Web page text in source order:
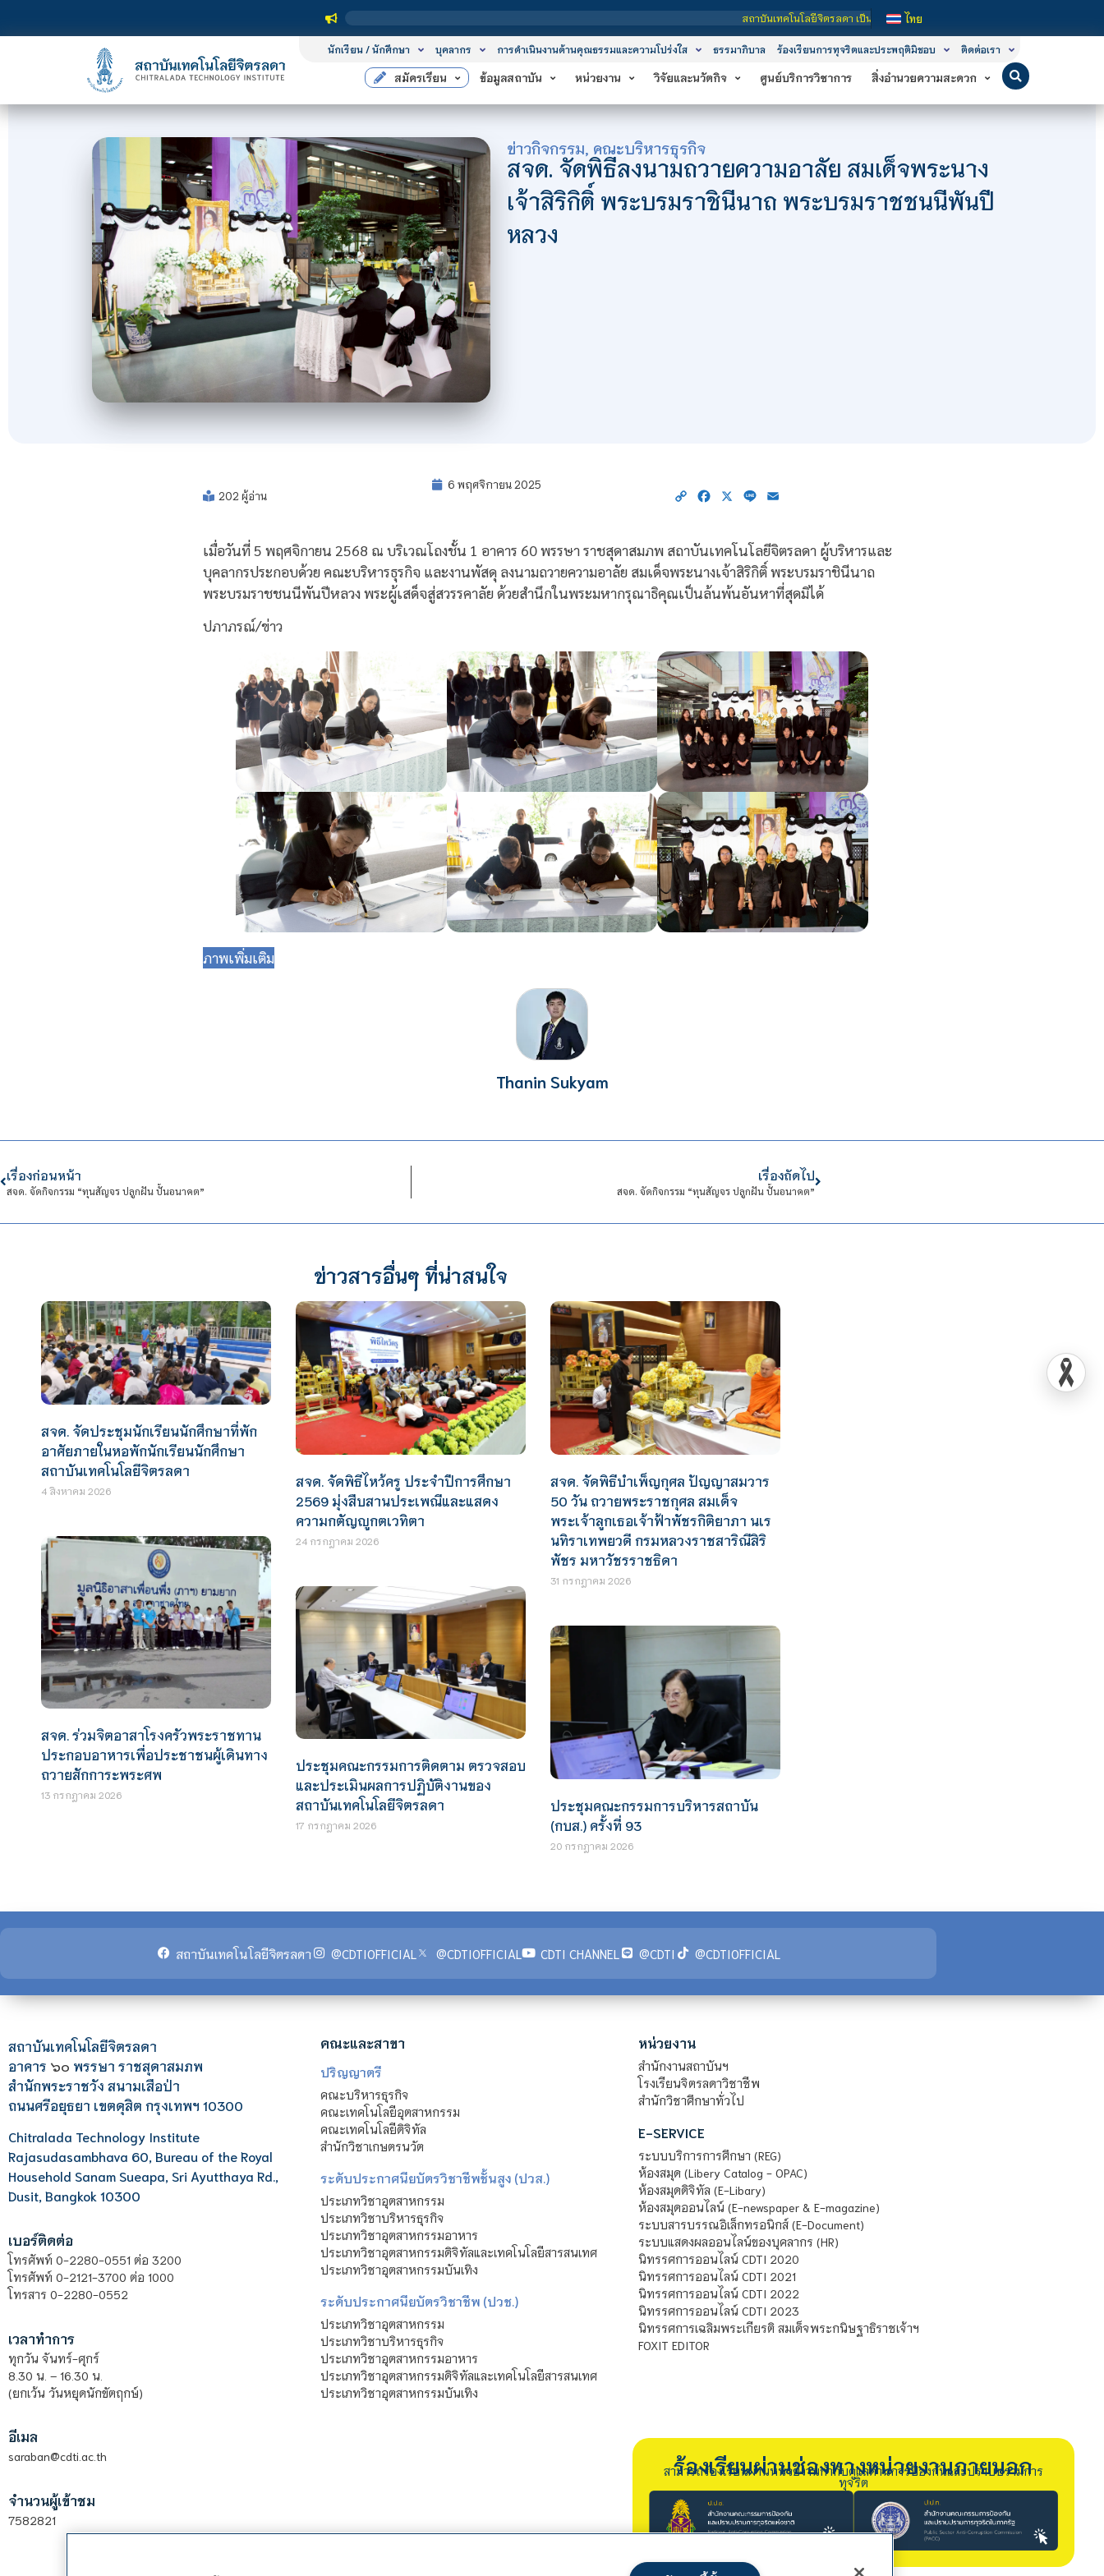
สถาบันเทคโนโลยีจิตรลดา เป็นสถาบันอุดมศึกษาในกำกับของรัฐ เปิดหลักสูตรการเรียนการสอน 3
ไทย
นักเรียน / นักศึกษา บุคลากร การดำเนินงานด้านคุณธรรมและความโปร่งใส ธรรมาภิบาล ร้องเรียนการทุจริตและประพฤติมิชอบ ติดต่อเรา
สมัครเรียน ข้อมูลสถาบัน หน่วยงาน วิจัยและนวัตกิจ ศูนย์บริการวิชาการ สิ่งอำนวยความสะดวก
ข่าวกิจกรรม, คณะบริหารธุรกิจ
สจด. จัดพิธีลงนามถวายความอาลัย สมเด็จพระนาง
เจ้าสิริกิติ์ พระบรมราชินีนาถ พระบรมราชชนนีพันปี
หลวง
202 ผู้อ่าน
6 พฤศจิกายน 2025
Copy Facebook
X Line
เมื่อวันที่ 5 พฤศจิกายน 2568 ณ บริเวณโถงชั้น 1 อาคาร 60 พรรษา ราชสุดาสมภพ สถาบันเทคโนโลยีจิตรลดา ผู้บริหารและ
บุคลากรประกอบด้วย คณะบริหารธุรกิจ และงานพัสดุ ลงนามถวายความอาลัย สมเด็จพระนางเจ้าสิริกิติ์ พระบรมราชินีนาถ
พระบรมราชชนนีพันปีหลวง พระผู้เสด็จสู่สวรรคาลัย ด้วยสำนึกในพระมหากรุณาธิคุณเป็นล้นพ้นอันหาที่สุดมิได้
ปภาภรณ์/ข่าว
ภาพเพิ่มเติม
Thanin Sukyam
เรื่องก่อนหน้า
สจด. จัดกิจกรรม “ทุนสัญจร ปลูกฝัน ปั้นอนาคต”
เรื่องถัดไป
สจด. จัดกิจกรรม “ทุนสัญจร ปลูกฝัน ปั้นอนาคต”
ข่าวสารอื่นๆ ที่น่าสนใจ
สจด. จัดประชุมนักเรียนนักศึกษาที่พัก
อาศัยภายในหอพักนักเรียนนักศึกษา
สถาบันเทคโนโลยีจิตรลดา
4 สิงหาคม 2026
สจด. จัดพิธีไหว้ครู ประจำปีการศึกษา
2569 มุ่งสืบสานประเพณีและแสดง
ความกตัญญูกตเวทิตา
24 กรกฎาคม 2026
สจด. จัดพิธีบำเพ็ญกุศล ปัญญาสมวาร
50 วัน ถวายพระราชกุศล สมเด็จ
พระเจ้าลูกเธอเจ้าฟ้าพัชรกิติยาภา นเร
นทิราเทพยวดี กรมหลวงราชสาริณีสิริ
พัชร มหาวัชรราชธิดา
31 กรกฎาคม 2026
สจด. ร่วมจิตอาสาโรงครัวพระราชทาน
ประกอบอาหารเพื่อประชาชนผู้เดินทาง
ถวายสักการะพระศพ
13 กรกฎาคม 2026
ประชุมคณะกรรมการติดตาม ตรวจสอบ
และประเมินผลการปฏิบัติงานของ
สถาบันเทคโนโลยีจิตรลดา
17 กรกฎาคม 2026
ประชุมคณะกรรมการบริหารสถาบัน
(กบส.) ครั้งที่ 93
20 กรกฎาคม 2026
สถาบันเทคโนโลยีจิตรลดา @CDTIOFFICIAL @CDTIOFFICIAL CDTI CHANNEL @CDTI @CDTIOFFICIAL
สถาบันเทคโนโลยีจิตรลดา
อาคาร ๖๐ พรรษา ราชสุดาสมภพ
สำนักพระราชวัง สนามเสือป่า
ถนนศรีอยุธยา เขตดุสิต กรุงเทพฯ 10300
Chitralada Technology Institute
Rajasudasambhava 60, Bureau of the Royal
Household Sanam Sueapa, Sri Ayutthaya Rd.,
Dusit, Bangkok 10300
เบอร์ติดต่อ
โทรศัพท์ 0-2280-0551 ต่อ 3200
โทรศัพท์ 0-2121-3700 ต่อ 1000
โทรสาร 0-2280-0552
เวลาทำการ
ทุกวัน จันทร์-ศุกร์
8.30 น. – 16.30 น.
(ยกเว้น วันหยุดนักขัตฤกษ์)
อีเมล
saraban@cdti.ac.th
จำนวนผู้เข้าชม
7582821
คณะและสาขา
ปริญญาตรี
คณะบริหารธุรกิจ
คณะเทคโนโลยีอุตสาหกรรม
คณะเทคโนโลยีดิจิทัล
สำนักวิชาเกษตรนวัต
ระดับประกาศนียบัตรวิชาชีพชั้นสูง (ปวส.)
ประเภทวิชาอุตสาหกรรม
ประเภทวิชาบริหารธุรกิจ
ประเภทวิชาอุตสาหกรรมอาหาร
ประเภทวิชาอุตสาหกรรมดิจิทัลและเทคโนโลยีสารสนเทศ
ประเภทวิชาอุตสาหกรรมบันเทิง
ระดับประกาศนียบัตรวิชาชีพ (ปวช.)
ประเภทวิชาอุตสาหกรรม
ประเภทวิชาบริหารธุรกิจ
ประเภทวิชาอุตสาหกรรมอาหาร
ประเภทวิชาอุตสาหกรรมดิจิทัลและเทคโนโลยีสารสนเทศ
ประเภทวิชาอุตสาหกรรมบันเทิง
หน่วยงาน
สำนักงานสถาบันฯ
โรงเรียนจิตรลดาวิชาชีพ
สำนักวิชาศึกษาทั่วไป
E-SERVICE
ระบบบริการการศึกษา (REG)
ห้องสมุด (Libery Catalog - OPAC)
ห้องสมุดดิจิทัล (E-Libary)
ห้องสมุดออนไลน์ (E-newspaper & E-magazine)
ระบบสารบรรณอิเล็กทรอนิกส์ (E-Document)
ระบบแสดงผลออนไลน์ของบุคลากร (HR)
นิทรรศการออนไลน์ CDTI 2020
นิทรรศการออนไลน์ CDTI 2021
นิทรรศการออนไลน์ CDTI 2022
นิทรรศการออนไลน์ CDTI 2023
นิทรรศการเฉลิมพระเกียรติ สมเด็จพระกนิษฐาธิราชเจ้าฯ
FOXIT EDITOR
ร้องเรียนผ่านช่องทางหน่วยงานภายนอก
สามารถร้องเรียนผ่านหน่วยงานกำกับดูแลด้านการป้องกันและปราบปรามการ
ทุจริต